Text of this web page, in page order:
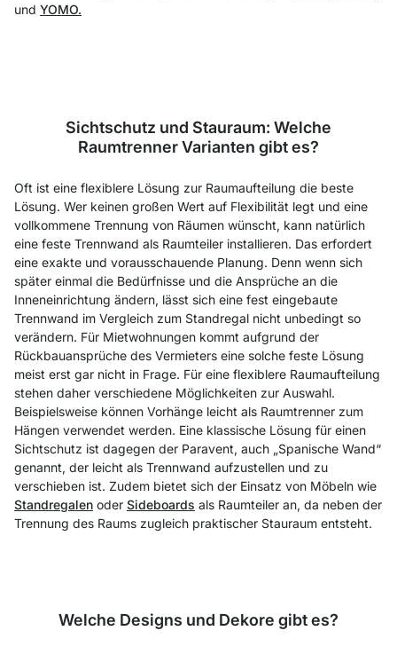
und YOMO.
Sichtschutz und Stauraum: Welche
Raumtrenner Varianten gibt es?
Oft ist eine flexiblere Lösung zur Raumaufteilung die beste
Lösung. Wer keinen großen Wert auf Flexibilität legt und eine
vollkommene Trennung von Räumen wünscht, kann natürlich
eine feste Trennwand als Raumteiler installieren. Das erfordert
eine exakte und vorausschauende Planung. Denn wenn sich
später einmal die Bedürfnisse und die Ansprüche an die
Inneneinrichtung ändern, lässt sich eine fest eingebaute
Trennwand im Vergleich zum Standregal nicht unbedingt so
verändern. Für Mietwohnungen kommt aufgrund der
Rückbauansprüche des Vermieters eine solche feste Lösung
meist erst gar nicht in Frage. Für eine flexiblere Raumaufteilung
stehen daher verschiedene Möglichkeiten zur Auswahl.
Beispielsweise können Vorhänge leicht als Raumtrenner zum
Hängen verwendet werden. Eine klassische Lösung für einen
Sichtschutz ist dagegen der Paravent, auch „Spanische Wand“
genannt, der leicht als Trennwand aufzustellen und zu
verschieben ist. Zudem bietet sich der Einsatz von Möbeln wie
Standregalen oder Sideboards als Raumteiler an, da neben der
Trennung des Raums zugleich praktischer Stauraum entsteht.
Welche Designs und Dekore gibt es?